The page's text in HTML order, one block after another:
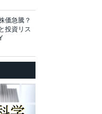
価急騰？
投資リス